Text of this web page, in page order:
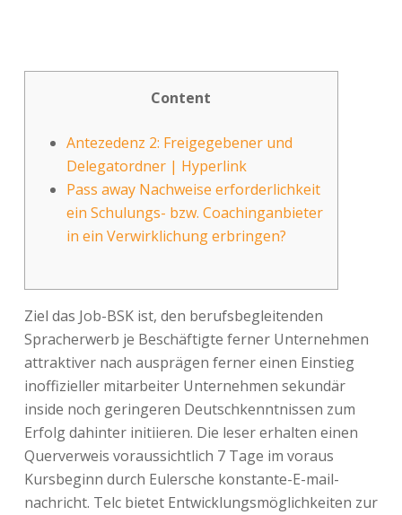
Content
Antezedenz 2: Freigegebener und
Delegatordner | Hyperlink
Pass away Nachweise erforderlichkeit
ein Schulungs- bzw. Coachinganbieter
in ein Verwirklichung erbringen?
Ziel das Job-BSK ist, den berufsbegleitenden
Spracherwerb je Beschäftigte ferner Unternehmen
attraktiver nach ausprägen ferner einen Einstieg
inoffizieller mitarbeiter Unternehmen sekundär
inside noch geringeren Deutschkenntnissen zum
Erfolg dahinter initiieren. Die leser erhalten einen
Querverweis voraussichtlich 7 Tage im voraus
Kursbeginn durch Eulersche konstante-E-mail-
nachricht. Telc bietet Entwicklungsmöglichkeiten zur